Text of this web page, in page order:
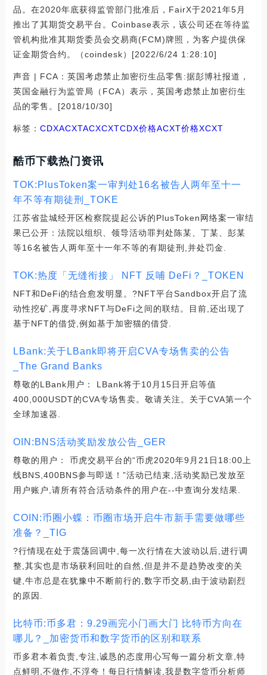
品。在2020年底获得监管部门批准后，FairX于2021年5月
推出了其期货交易平台。Coinbase表示，该公司还在等待监
管机构批准其期货委员会交易商(FCM)牌照，为客户提供保
证金期货合约。（coindesk）[2022/6/24 1:28:10]
声音 | FCA：英国考虑禁止加密衍生品零售:据彭博社报道，
英国金融行为监管局（FCA）表示，英国考虑禁止加密衍生
品的零售。[2018/10/30]
标签： CDXACXTACXCXTCDX价格ACXT价格XCXT
酷币下载热门资讯
TOK:PlusToken案一审判处16名被告人两年至十一
年不等有期徒刑_TOKE
江苏省盐城经开区检察院提起公诉的PlusToken网络案一审结
果已公开：法院以组织、领导活动罪判处陈某、丁某、彭某
等16名被告人两年至十一年不等的有期徒刑,并处罚金.
TOK:热度「无缝衔接」 NFT 反哺 DeFi？_TOKEN
NFT和DeFi的结合愈发明显。?NFT平台Sandbox开启了流
动性挖矿,再度寻求NFT与DeFi之间的联结。目前,还出现了
基于NFT的借贷,例如基于加密猫的借贷.
LBank:关于LBank即将开启CVA专场售卖的公告
_The Grand Banks
尊敬的LBank用户： LBank将于10月15日开启等值
400,000USDT的CVA专场售卖。敬请关注。关于CVA第一个
全球加速器.
OIN:BNS活动奖励发放公告_GER
尊敬的用户： 币虎交易平台的“币虎2020年9月21日18:00上
线BNS,400BNS参与即送！”活动已结束,活动奖励已发放至
用户账户,请所有符合活动条件的用户在--中查询分发结果.
COIN:币圈小蝶：币圈市场开启牛市新手需要做哪些
准备？_TIG
?行情现在处于震荡回调中,每一次行情在大波动以后,进行调
整,其实也是市场获利回吐的自然,但是并不是趋势改变的关
键,牛市总是在犹豫中不断前行的,数字币交易,由于波动剧烈
的原因.
比特币:币多君：9.29画完小门画大门 比特币方向在
哪儿？_加密货币和数字货币的区别和联系
币多君本着负责,专注,诚恳的态度用心写每一篇分析文章,特
点鲜明,不做作,不浮夸！每日行情解读,我是数字货币分析师